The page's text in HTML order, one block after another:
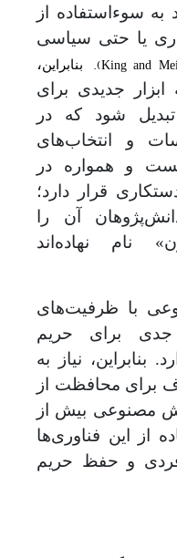
به سوءاستفاده از
یا حتی سیاسی
King and
)
. بنابراین،
ابزار جدیدی برای
شود که در
و انتخابهای
و همواره در
قرار دارد؛
پژوهان آن را
نام نهاده اند
با ظرفیت‌های
جدی برای حریم
نیاز به
برای محافظت از
مصنوعی بیش از
از این فناوری‌ها
و حفظ حریم